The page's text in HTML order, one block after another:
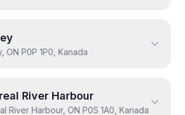
ON P0P 1P0, Kanada
River Harbour
River Harbour, ON P0S 1A0, Kanada